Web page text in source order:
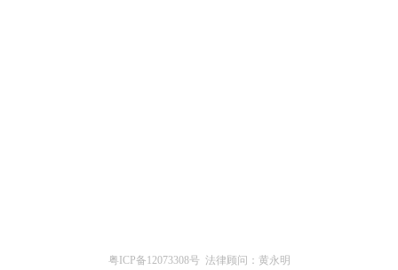
粤ICP备12073308号法律顾问：黄永明